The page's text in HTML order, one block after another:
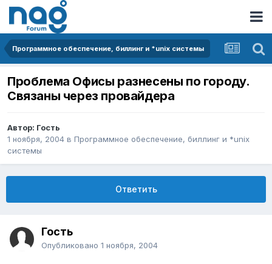
Программное обеспечение, биллинг и *unix системы
Проблема Офисы разнесены по городу.
Связаны через провайдера
Автор: Гость
1 ноября, 2004 в Программное обеспечение, биллинг и *unix
системы
Ответить
Гость
Опубликовано 1 ноября, 2004